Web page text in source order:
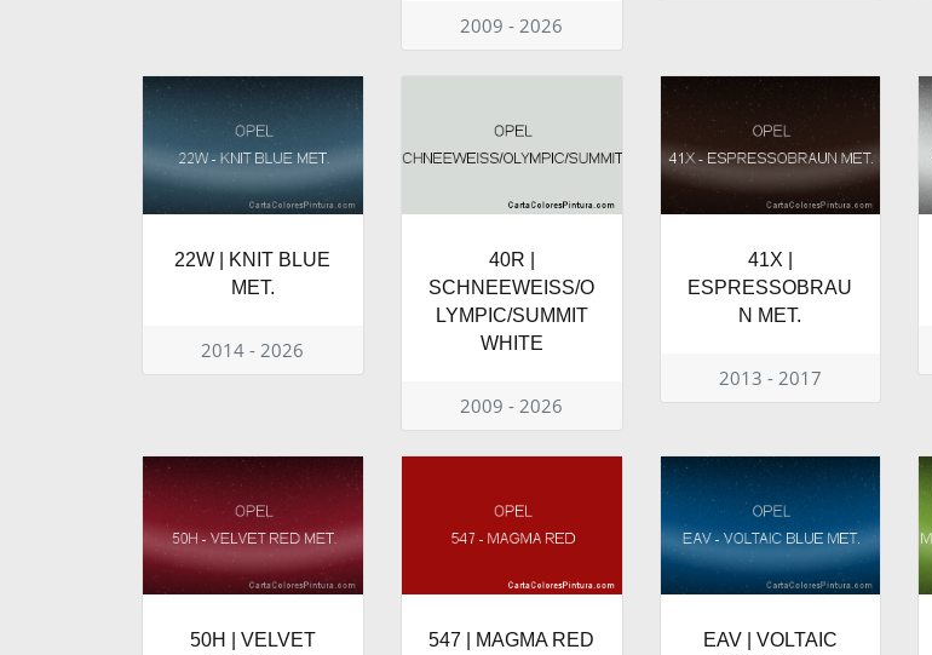
2009 - 2026
22W | KNIT BLUE
MET.
2014 - 2026
40R |
SCHNEEWEISS/O
LYMPIC/SUMMIT
WHITE
2009 - 2026
41X |
ESPRESSOBRAU
N MET.
2013 - 2017
50H | VELVET
547 | MAGMA RED
EAV | VOLTAIC